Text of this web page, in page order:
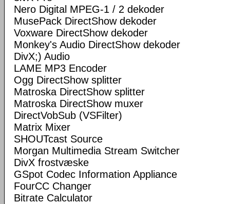
Nero Digital MPEG-1 / 2 dekoder
MusePack DirectShow dekoder
Voxware DirectShow dekoder
Monkey's Audio DirectShow dekoder
DivX;) Audio
LAME MP3 Encoder
Ogg DirectShow splitter
Matroska DirectShow splitter
Matroska DirectShow muxer
DirectVobSub (VSFilter)
Matrix Mixer
SHOUTcast Source
Morgan Multimedia Stream Switcher
DivX frostvæske
GSpot Codec Information Appliance
FourCC Changer
Bitrate Calculator